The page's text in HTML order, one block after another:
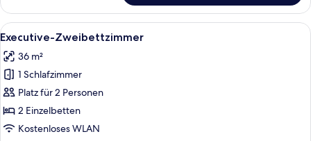
Suite,
Stadtblick
Alle
Fotos
für
Executive-
Zweibettzimmer
anzeigen
Ein Hotelzimmer mit zwei Betten,
5
Executive-Zweibettzimmer
36 m²
1 Schlafzimmer
Platz für 2 Personen
2 Einzelbetten
Kostenloses WLAN